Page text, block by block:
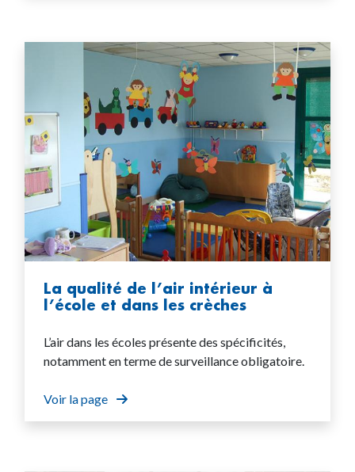
La qualité de l’air intérieur à
l’école et dans les crèches
L’air dans les écoles présente des spécificités,
notamment en terme de surveillance obligatoire.
Voir la page